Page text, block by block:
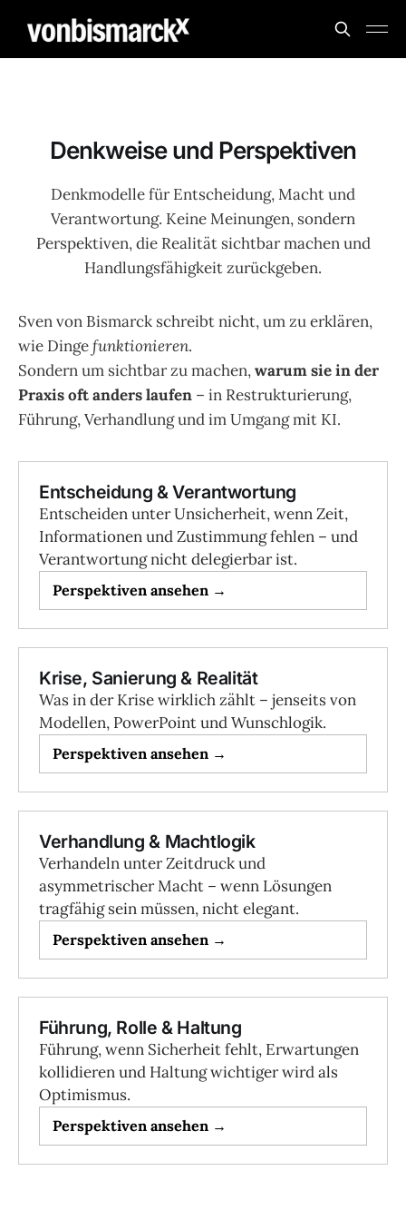
Denkweise und Perspektiven
Denkmodelle für Entscheidung, Macht und
Verantwortung. Keine Meinungen, sondern
Perspektiven, die Realität sichtbar machen und
Handlungsfähigkeit zurückgeben.
Sven von Bismarck schreibt nicht, um zu erklären,
wie Dingefunktionieren.
Sondern um sichtbar zu machen,warum sie in der
Praxis oft anders laufen – in Restrukturierung,
Führung, Verhandlung und im Umgang mit KI.
Entscheidung & Verantwortung
Entscheiden unter Unsicherheit, wenn Zeit,
Informationen und Zustimmung fehlen – und
Verantwortung nicht delegierbar ist.
Perspektiven ansehen →
Krise, Sanierung & Realität
Was in der Krise wirklich zählt – jenseits von
Modellen, PowerPoint und Wunschlogik.
Perspektiven ansehen →
Verhandlung & Machtlogik
Verhandeln unter Zeitdruck und
asymmetrischer Macht – wenn Lösungen
tragfähig sein müssen, nicht elegant.
Perspektiven ansehen →
Führung, Rolle & Haltung
Führung, wenn Sicherheit fehlt, Erwartungen
kollidieren und Haltung wichtiger wird als
Optimismus.
Perspektiven ansehen →